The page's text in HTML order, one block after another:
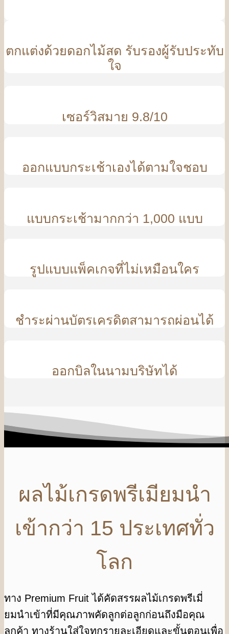
ตกแต่งด้วยดอกไม้สด รับรองผู้รับประทับ
ใจ
เซอร์วิสมาย 9.8/10
ออกแบบกระเช้าเองได้ตามใจชอบ
แบบกระเช้ามากกว่า 1,000 แบบ
รูปแบบแพ็คเกจที่ไม่เหมือนใคร
ชำระผ่านบัตรเครดิตสามารถผ่อนได้
ออกบิลในนามบริษัทได้
ผลไม้เกรดพรีเมียมนำ
เข้ากว่า 15 ประเทศทั่ว
โลก
ทาง Premium Fruit ได้คัดสรรผลไม้เกรดพรีเมี่
ยมนําเข้าที่มีคุณภาพคัดลูกต่อลูกก่อนถึงมือคุณ
ลูกค้า ทางร้านใส่ใจทุกรายละเอียดและขั้นตอนเพื่อ